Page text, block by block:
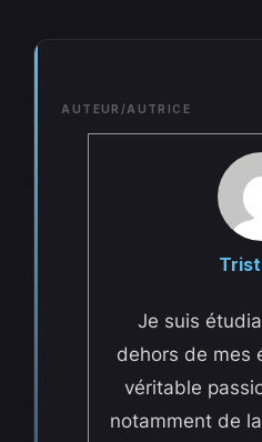
AUTEUR/AUTRICE
Je suis
dehors de mes
véritable
notamment de